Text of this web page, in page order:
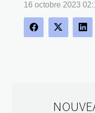
16 octobre 2023